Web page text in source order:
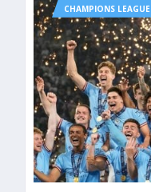
CHAMPIONS LEAGUE